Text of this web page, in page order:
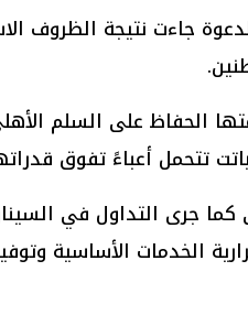
جاءت نتيجة الظروف
الحفاظ على السلم
تتحمل أعباءً تفوق
كما جرى التداول في
الأساسية وتوفير